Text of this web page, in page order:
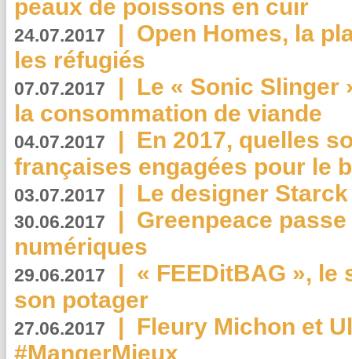
peaux de poissons en cuir
24.07.2017 | Open Homes, la
les réfugiés
07.07.2017 | Le « Sonic Slinger
la consommation de viande
04.07.2017 | En 2017, quelles
françaises engagées pour le
03.07.2017 | Le designer
30.06.2017 | Greenpeace
numériques
29.06.2017 | « FEEDitBAG », le
son potager
27.06.2017 | Fleury Michon et
#MangerMieux